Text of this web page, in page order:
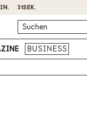
BUSINESS